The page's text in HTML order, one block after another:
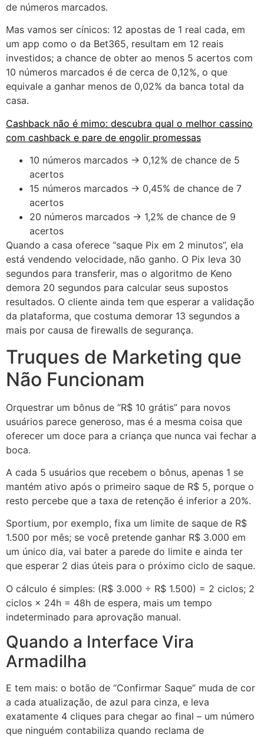
de números marcados.
Mas vamos ser cínicos: 12 apostas de 1 real cada, em
um app como o da Bet365, resultam em 12 reais
investidos; a chance de obter ao menos 5 acertos com
10 números marcados é de cerca de 0,12%, o que
equivale a ganhar menos de 0,02% da banca total da
casa.
Cashback não é mimo: descubra qual o melhor cassino
com cashback e pare de engolir promessas
10 números marcados → 0,12% de chance de 5
acertos
15 números marcados → 0,45% de chance de 7
acertos
20 números marcados → 1,2% de chance de 9
acertos
Quando a casa oferece “saque Pix em 2 minutos”, ela
está vendendo velocidade, não ganho. O Pix leva 30
segundos para transferir, mas o algoritmo de Keno
demora 20 segundos para calcular seus supostos
resultados. O cliente ainda tem que esperar a validação
da plataforma, que costuma demorar 13 segundos a
mais por causa de firewalls de segurança.
Truques de Marketing que
Não Funcionam
Orquestrar um bônus de “R$ 10 grátis” para novos
usuários parece generoso, mas é a mesma coisa que
oferecer um doce para a criança que nunca vai fechar a
boca.
A cada 5 usuários que recebem o bônus, apenas 1 se
mantém ativo após o primeiro saque de R$ 5, porque o
resto percebe que a taxa de retenção é inferior a 20%.
Sportium, por exemplo, fixa um limite de saque de R$
1.500 por mês; se você pretende ganhar R$ 3.000 em
um único dia, vai bater a parede do limite e ainda ter
que esperar 2 dias úteis para o próximo ciclo de saque.
O cálculo é simples: (R$ 3.000 ÷ R$ 1.500) = 2 ciclos; 2
ciclos × 24h = 48h de espera, mais um tempo
indeterminado para aprovação manual.
Quando a Interface Vira
Armadilha
E tem mais: o botão de “Confirmar Saque” muda de cor
a cada atualização, de azul para cinza, e leva
exatamente 4 cliques para chegar ao final – um número
que ninguém contabiliza quando reclama de